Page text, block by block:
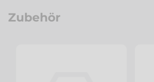
Zubehör